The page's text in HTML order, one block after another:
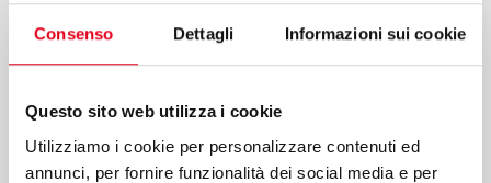
Consenso Dettagli Informazioni sui cookie
Questo sito web utilizza i cookie
Utilizziamo i cookie per personalizzare contenuti ed
annunci, per fornire funzionalità dei social media e per